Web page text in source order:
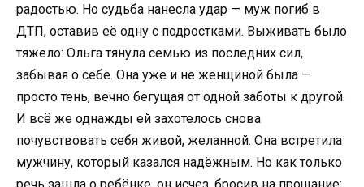
радостью. Но судьба нанесла удар — муж погиб в
ДТП, оставив её одну с подростками. Выживать было
тяжело: Ольга тянула семью из последних сил,
забывая о себе. Она уже и не женщиной была —
просто тень, вечно бегущая от одной заботы к другой.
И всё же однажды ей захотелось снова
почувствовать себя живой, желанной. Она встретила
мужчину, который казался надёжным. Но как только
речь зашла о ребёнке, он исчез, бросив на прощание: